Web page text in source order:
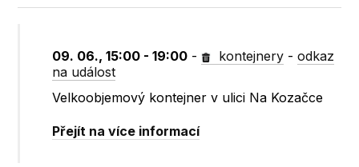
09. 06., 15:00 - 19:00 - kontejnery -odkaz
na událost
Velkoobjemový kontejner v ulici Na Kozačce
Přejít na více informací